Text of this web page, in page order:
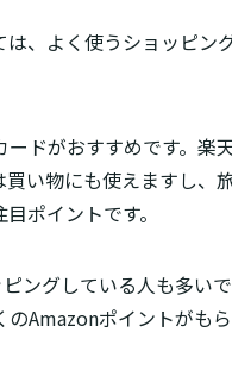
、よく使うショッピン
ドがおすすめです。楽
い物にも使えますし、
ポイントです。
ングしている人も多い
Amazonポイントがも